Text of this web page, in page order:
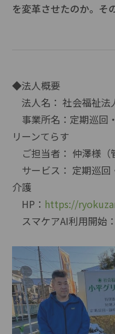
を変革させたのか。そ
◆法人概要
法人名： 社会福祉法
事業所名：定期巡回
リーンてらす
ご担当者： 仲澤様（
サービス： 定期巡回
介護
HP： https://
スマケアAI利用開始